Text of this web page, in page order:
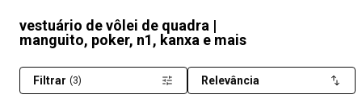
vestuário de vôlei de quadra |
manguito, poker, n1, kanxa e mais
Filtrar (3) Relevância